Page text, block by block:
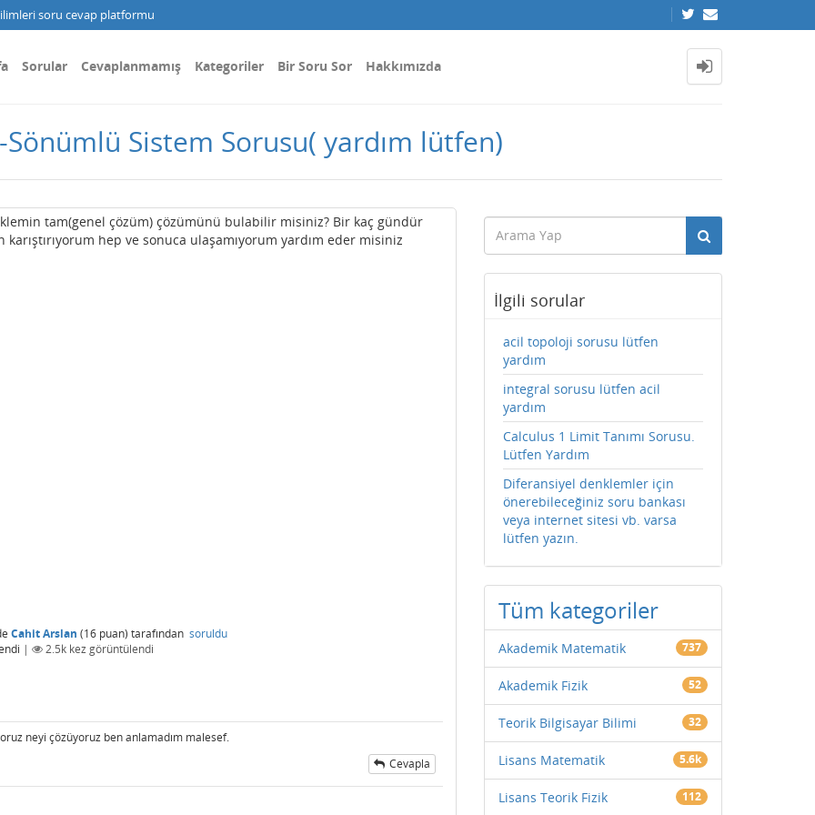
soru cevap platformu
Sorular Cevaplanmamış Kategoriler Bir Soru Sor Hakkımızda
Sistem Sorusu( yardım lütfen)
tam(genel çözüm) çözümünü bulabilir misiniz? Bir kaç gündür
hep ve sonuca ulaşamıyorum yardım eder misiniz
Cahit Arslan (16 puan) tarafından soruldu
| 2.5k kez görüntülendi
neyi çözüyoruz ben anlamadım malesef.
Cevapla
İlgili sorular
acil topoloji sorusu lütfen
yardım
integral sorusu lütfen acil
yardım
Calculus 1 Limit Tanımı Sorusu.
Lütfen Yardım
Diferansiyel denklemler için
önerebileceğiniz soru bankası
veya internet sitesi vb. varsa
lütfen yazın.
Tüm kategoriler
Akademik Matematik 737
Akademik Fizik 52
Teorik Bilgisayar Bilimi 32
Lisans Matematik 5.6k
Lisans Teorik Fizik 112